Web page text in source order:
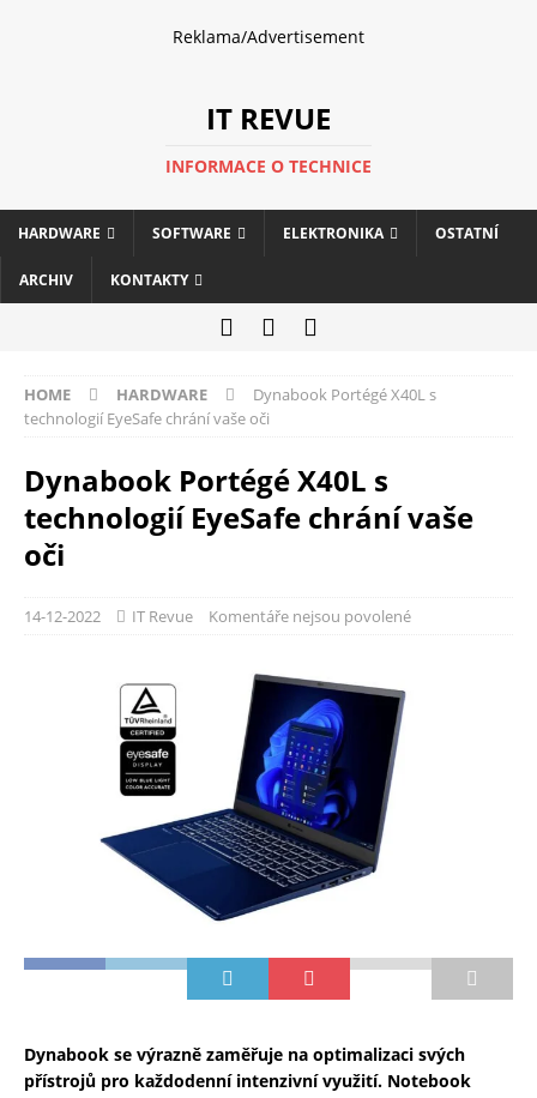
Reklama/Advertisement
IT REVUE
INFORMACE O TECHNICE
HARDWARE SOFTWARE ELEKTRONIKA OSTATNÍ
ARCHIV KONTAKTY
HOME HARDWARE
Dynabook Portégé X40L s
technologií EyeSafe chrání vaše oči
Dynabook Portégé X40L s
technologií EyeSafe chrání vaše
oči
14-12-2022 IT Revue Komentáře nejsou povolené
Dynabook se výrazně zaměřuje na optimalizaci svých
přístrojů pro každodenní intenzivní využití. Notebook